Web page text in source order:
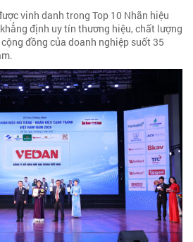
vinh danh trong Top 10 Nhãn hiệu
định uy tín thương hiệu, chất lượng
đồng của doanh nghiệp suốt 35